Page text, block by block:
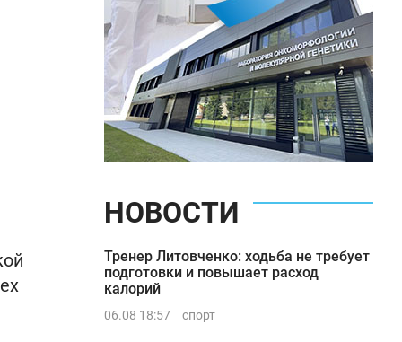
НОВОСТИ
Тренер Литовченко: ходьба не требует
подготовки и повышает расход
калорий
06.08 18:57 спорт